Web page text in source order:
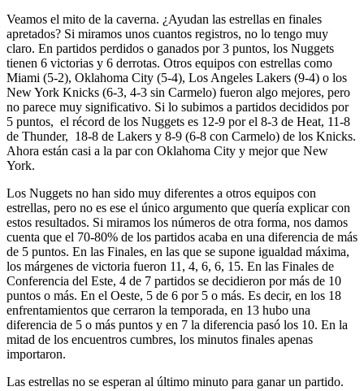
Veamos el mito de la caverna. ¿Ayudan las estrellas en finales
apretados? Si miramos unos cuantos registros, no lo tengo muy
claro. En partidos perdidos o ganados por 3 puntos, los Nuggets
tienen 6 victorias y 6 derrotas. Otros equipos con estrellas como
Miami (5-2), Oklahoma City (5-4), Los Angeles Lakers (9-4) o los
New York Knicks (6-3, 4-3 sin Carmelo) fueron algo mejores, pero
no parece muy significativo. Si lo subimos a partidos decididos por
5 puntos, el récord de los Nuggets es 12-9 por el 8-3 de Heat, 11-8
de Thunder, 18-8 de Lakers y 8-9 (6-8 con Carmelo) de los Knicks.
Ahora están casi a la par con Oklahoma City y mejor que New
York.
Los Nuggets no han sido muy diferentes a otros equipos con
estrellas, pero no es ese el único argumento que quería explicar con
estos resultados. Si miramos los números de otra forma, nos damos
cuenta que el 70-80% de los partidos acaba en una diferencia de más
de 5 puntos. En las Finales, en las que se supone igualdad máxima,
los márgenes de victoria fueron 11, 4, 6, 6, 15. En las Finales de
Conferencia del Este, 4 de 7 partidos se decidieron por más de 10
puntos o más. En el Oeste, 5 de 6 por 5 o más. Es decir, en los 18
enfrentamientos que cerraron la temporada, en 13 hubo una
diferencia de 5 o más puntos y en 7 la diferencia pasó los 10. En la
mitad de los encuentros cumbres, los minutos finales apenas
importaron.
Las estrellas no se esperan al último minuto para ganar un partido.